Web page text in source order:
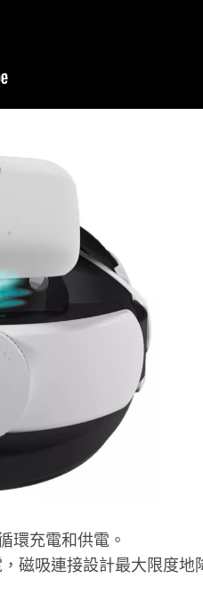
環充電和供電。
磁吸連接設計最大限度地